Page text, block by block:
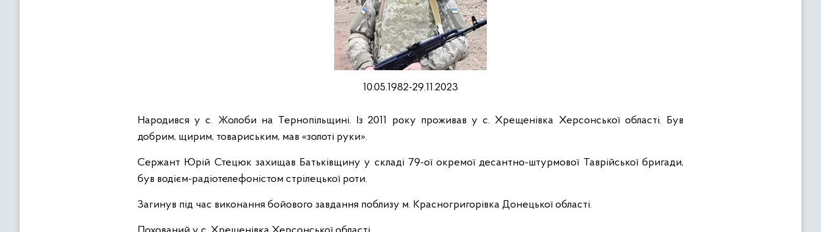
10.05.1982-29.11.2023
Народився у с. Жолоби на Тернопільщині. Із 2011 року проживав у с. Хрещенівка Херсонської області. Був
добрим, щирим, товариським, мав «золоті руки».
Сержант Юрій Стецюк захищав Батьківщину у складі 79-ої окремої десантно-штурмової Таврійської бригади,
був водієм-радіотелефоністом стрілецької роти.
Загинув під час виконання бойового завдання поблизу м. Красногригорівка Донецької області.